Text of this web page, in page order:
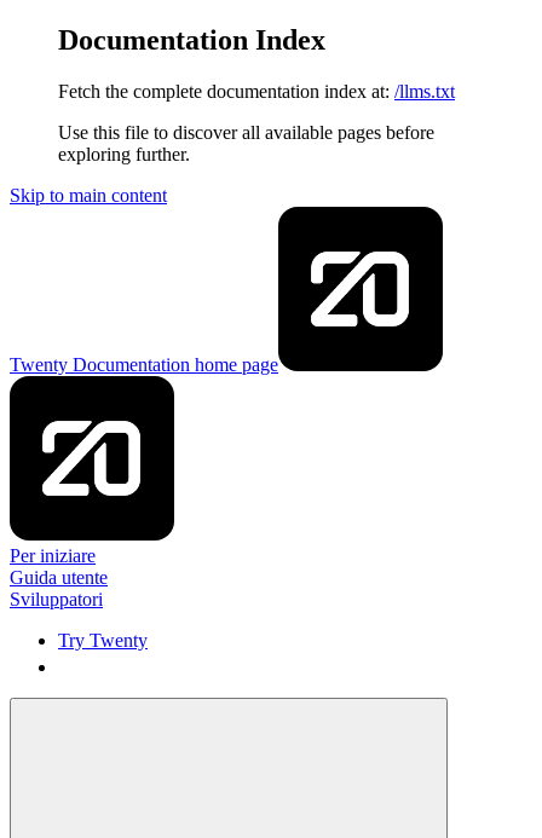
Documentation Index
Fetch the complete documentation index at: /llms.txt
Use this file to discover all available pages before
exploring further.
Skip to main content
Twenty Documentation home page
Per iniziare
Guida utente
Sviluppatori
Try Twenty